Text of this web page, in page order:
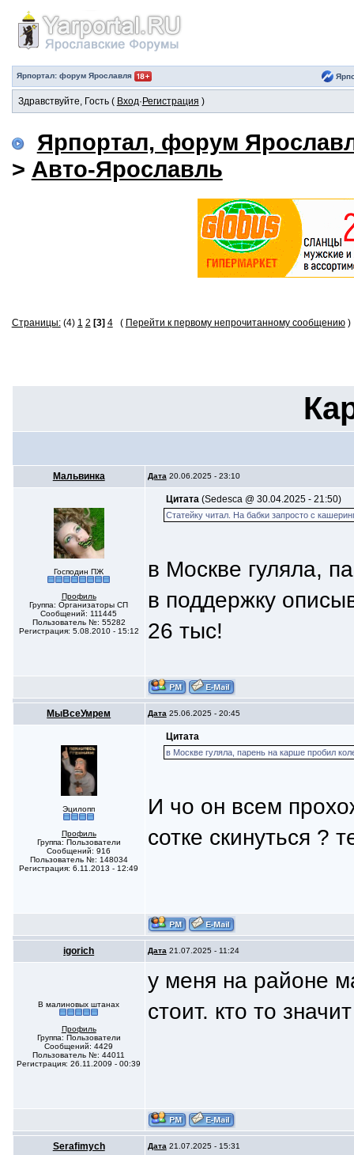
Ярпортал: форум Ярославля
Здравствуйте, Гость ( Вход· Регистрация )
Ярпортал, форум
> Авто-Ярославль
Страницы:(4) 1 2 [3] 4 ( Перейти к первому непрочитанному сообщению)
Мальвинка Дата 20.06.2025 - 23:10
Господин ПЖ
Профиль
Группа: Организаторы СП
Сообщений: 111445
Пользователь №: 55282
Регистрация: 5.08.2010 - 15:12
Цитата (Sedesca @ 30.04.2025 - 21:50)
Статейку читал. На бабки запросто с
в Москве гуляла,
в поддержку
26 тыс!
МыВсеУмрем Дата 25.06.2025 - 20:45
Эцилопп
Профиль
Группа: Пользователи
Сообщений: 916
Пользователь №: 148034
Регистрация: 6.11.2013 - 12:49
Цитата
в Москве гуляла, парень на карше пробил
И чо он всем
сотке скинуться ?
igorich Дата 21.07.2025 - 11:24
В малиновых штанах
Профиль
Группа: Пользователи
Сообщений: 4429
Пользователь №: 44011
Регистрация: 26.11.2009 - 00:39
у меня на районе
стоит. кто то
Serafimych Дата 21.07.2025 - 15:31